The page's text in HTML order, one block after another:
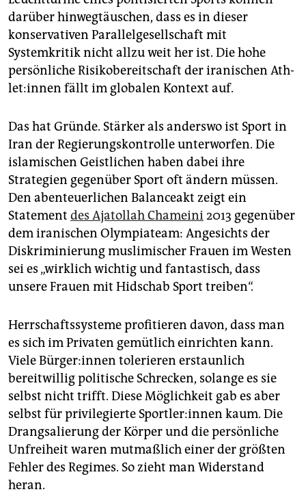
darüber hinwegtäuschen, dass es in dieser
konservativen Parallelgesellschaft mit
Systemkritik nicht allzu weit her ist. Die hohe
persönliche Risikobereitschaft der iranischen Ath­
le­t:in­nen fällt im globalen Kontext auf.
Das hat Gründe. Stärker als anderswo ist Sport in
Iran der Regierungskontrolle unterworfen. Die
islamischen Geistlichen haben dabei ihre
Strategien gegenüber Sport oft ändern müssen.
Den abenteuerlichen Balanceakt zeigt ein
Statement des Ajatollah Chameini2013 gegenüber
dem iranischen Olympiateam: Angesichts der
Diskriminierung muslimischer Frauen im Westen
sei es „wirklich wichtig und fantastisch, dass
unsere Frauen mit Hidschab Sport treiben“.
Herrschaftssysteme profitieren davon, dass man
es sich im Privaten gemütlich einrichten kann.
Viele Bür­ge­r:in­nen tolerieren erstaunlich
bereitwillig politische Schrecken, solange es sie
selbst nicht trifft. Diese Möglichkeit gab es aber
selbst für privilegierte Sport­le­r:in­nen kaum. Die
Drangsalierung der Körper und die persönliche
Unfreiheit waren mutmaßlich einer der größten
Fehler des Regimes. So zieht man Widerstand
heran.